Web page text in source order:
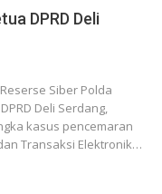
DPRD Deli
Siber Polda
Deli Serdang,
kasus pencemaran
Transaksi Elektronik…